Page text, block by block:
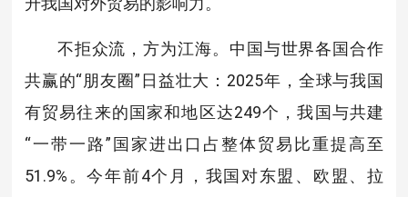
不拒众流，方为江海。中国与世界各国合作
共赢的“朋友圈”日益壮大：2025年，全球与我国
有贸易往来的国家和地区达249个，我国与共建
“一带一路”国家进出口占整体贸易比重提高至
51.9%。今年前4个月，我国对东盟、欧盟、拉